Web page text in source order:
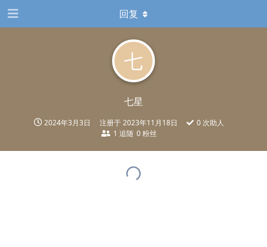
七
七星
2024年3月3日 注册于2023年11月18日 0 次助人
1 追随 0粉丝
回复